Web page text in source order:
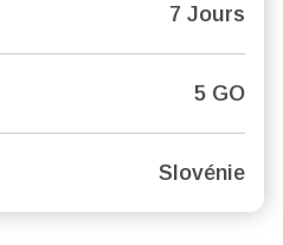
7 Jours
5 GO
Slovénie